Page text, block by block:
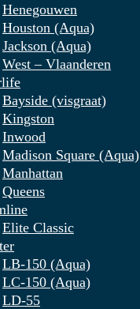
Henegouwen
Houston (Aqua)
Jackson (Aqua)
West – Vlaanderen
Bayside (visgraat)
Kingston
Inwood
Madison Square (Aqua)
Manhattan
Queens
Elite Classic
LB-150 (Aqua)
LC-150 (Aqua)
LD-55